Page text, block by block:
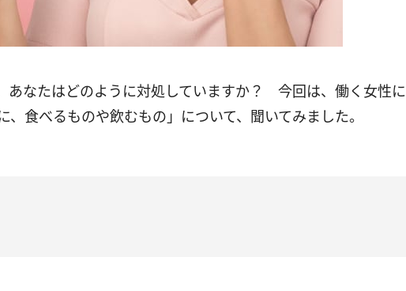
あなたはどのように対処していますか？ 今回は、働く女性に
、食べるものや飲むもの」について、聞いてみました。